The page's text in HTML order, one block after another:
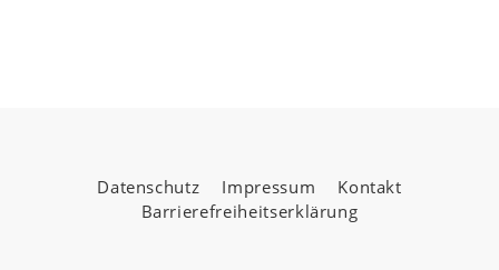
Datenschutz Impressum
Kontakt
Barrierefreiheitserklärung